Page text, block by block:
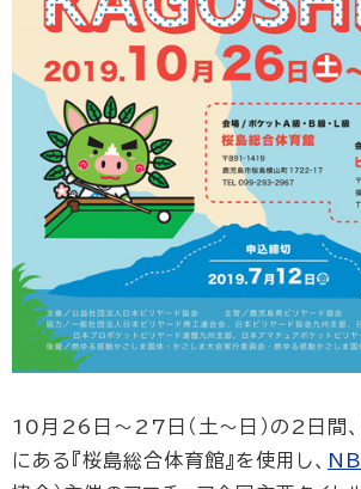
10月26日～27日（土～日）の2日間
にある『桜島総合体育館』を使用し、